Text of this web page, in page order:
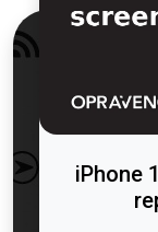
iPhone